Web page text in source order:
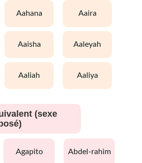
aahana aaira
aaisha aaleyah
aaliah aaliya
(sexe
agapito abdel-rahim